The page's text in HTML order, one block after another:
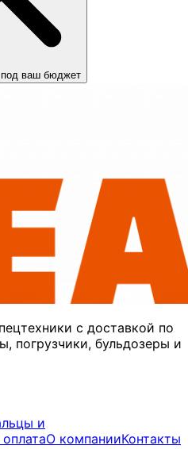
под ваш бюджет
с доставкой по
погрузчики, бульдозеры и
и
О компанииКонтакты